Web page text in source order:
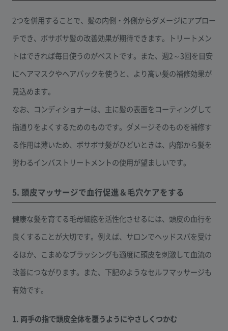
2つを併用することで、髪の内側・外側からダメージにアプロー
チでき、ボサボサ髪の改善効果が期待できます。トリートメン
トはできれば毎日使うのがベストです。また、週2～3回を目安
にヘアマスクやヘアパックを使うと、より高い髪の補修効果が
見込めます。
なお、コンディショナーは、主に髪の表面をコーティングして
指通りをよくするためのものです。ダメージそのものを補修す
る作用は薄いため、ボサボサ髪がひどいときは、内部から髪を
労わるインバストリートメントの使用が望ましいです。
5. 頭皮マッサージで血行促進＆毛穴ケアをする
健康な髪を育てる毛母細胞を活性化させるには、頭皮の血行を
良くすることが大切です。例えば、サロンでヘッドスパを受け
るほか、こまめなブラッシングも適度に頭皮を刺激して血流の
改善につながります。また、下記のようなセルフマッサージも
有効です。
1. 両手の指で頭皮全体を覆うようにやさしくつかむ